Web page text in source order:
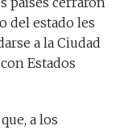
del estado les
a la Ciudad
Estados
a los